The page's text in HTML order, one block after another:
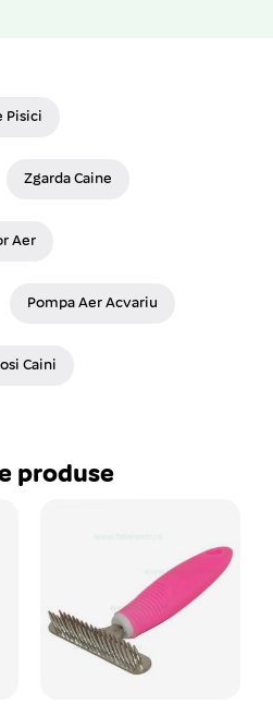
Pisici
Zgarda Caine
Aer
Pompa Aer Acvariu
Caini
produse